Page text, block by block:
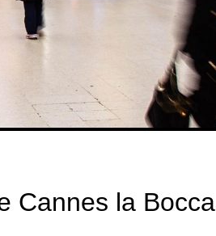
Cannes la Bocca